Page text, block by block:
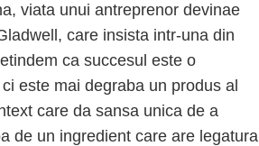
viata unui antreprenor devinae
care insista intr-una din
ca succesul este o
este mai degraba un produs al
care da sansa unica de a
de un ingredient care are legatura